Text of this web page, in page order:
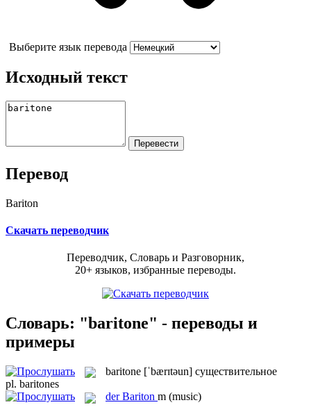
Выберите язык перевода
Исходный текст
Перевод
Bariton
Скачать переводчик
Переводчик, Словарь и Разговорник,
20+ языков, избранные переводы.
Словарь: "baritone" - переводы и
примеры
baritone [ˈbærɪtəun] существительное
pl. baritones
derBariton m (music)